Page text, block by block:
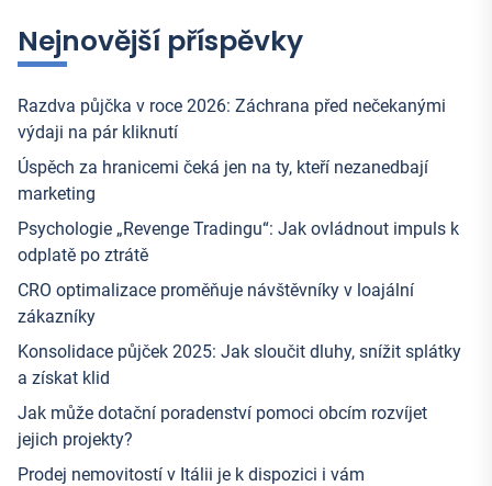
Nejnovější příspěvky
Razdva půjčka v roce 2026: Záchrana před nečekanými
výdaji na pár kliknutí
Úspěch za hranicemi čeká jen na ty, kteří nezanedbají
marketing
Psychologie „Revenge Tradingu“: Jak ovládnout impuls k
odplatě po ztrátě
CRO optimalizace proměňuje návštěvníky v loajální
zákazníky
Konsolidace půjček 2025: Jak sloučit dluhy, snížit splátky
a získat klid
Jak může dotační poradenství pomoci obcím rozvíjet
jejich projekty?
Prodej nemovitostí v Itálii je k dispozici i vám